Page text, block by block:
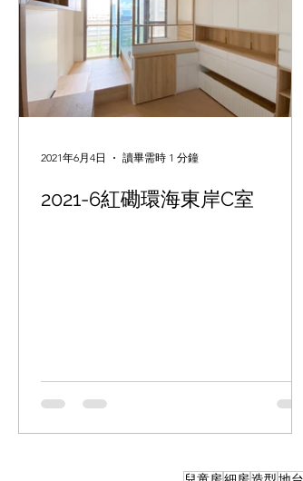
2021-6紅磡環海東岸C室
2021年6月4日 讀畢需時 1 分鐘